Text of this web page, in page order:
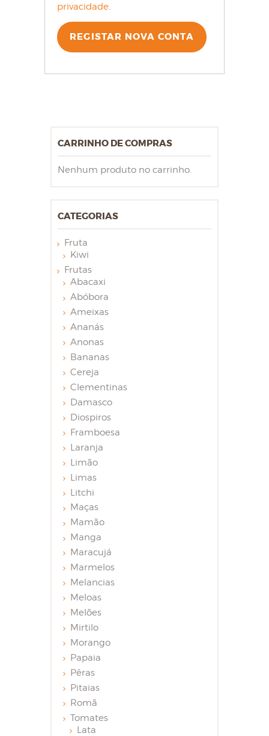
privacidade.
REGISTAR NOVA CONTA
CARRINHO DE COMPRAS
Nenhum produto no carrinho.
CATEGORIAS
Fruta
Kiwi
Frutas
Abacaxi
Abóbora
Ameixas
Ananás
Anonas
Bananas
Cereja
Clementinas
Damasco
Diospiros
Framboesa
Laranja
Limão
Limas
Litchi
Maças
Mamão
Manga
Maracujá
Marmelos
Melancias
Meloas
Melões
Mirtilo
Morango
Papaia
Pêras
Pitaias
Romã
Tomates
Lata